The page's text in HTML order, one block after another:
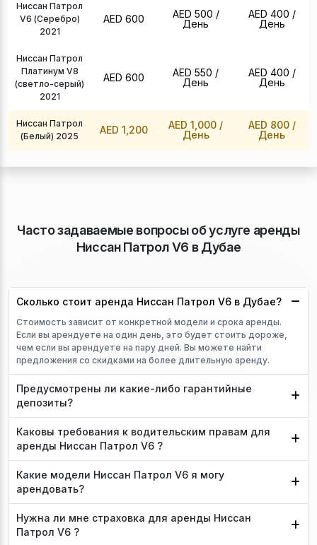
Ниссан Патрол
V6 (Серебро)
2021
AED 600 AED 500 /
День
AED 400 /
День
Ниссан Патрол
Платинум V8
(светло-серый)
2021
AED 600 AED 550 /
День
AED 400 /
День
Ниссан Патрол
(Белый) 2025
AED 1,200 AED 1,000 /
День
AED 800 /
День
Часто задаваемые вопросы об услуге аренды
Ниссан Патрол V6 в Дубае
Сколько стоит аренда Ниссан Патрол V6 в Дубае?
Стоимость зависит от конкретной модели и срока аренды.
Если вы арендуете на один день, это будет стоить дороже,
чем если вы арендуете на пару дней. Вы можете найти
предложения со скидками на более длительную аренду.
Предусмотрены ли какие-либо гарантийные
депозиты?
Каковы требования к водительским правам для
аренды Ниссан Патрол V6 ?
Какие модели Ниссан Патрол V6 я могу
арендовать?
Нужна ли мне страховка для аренды Ниссан
Патрол V6 ?